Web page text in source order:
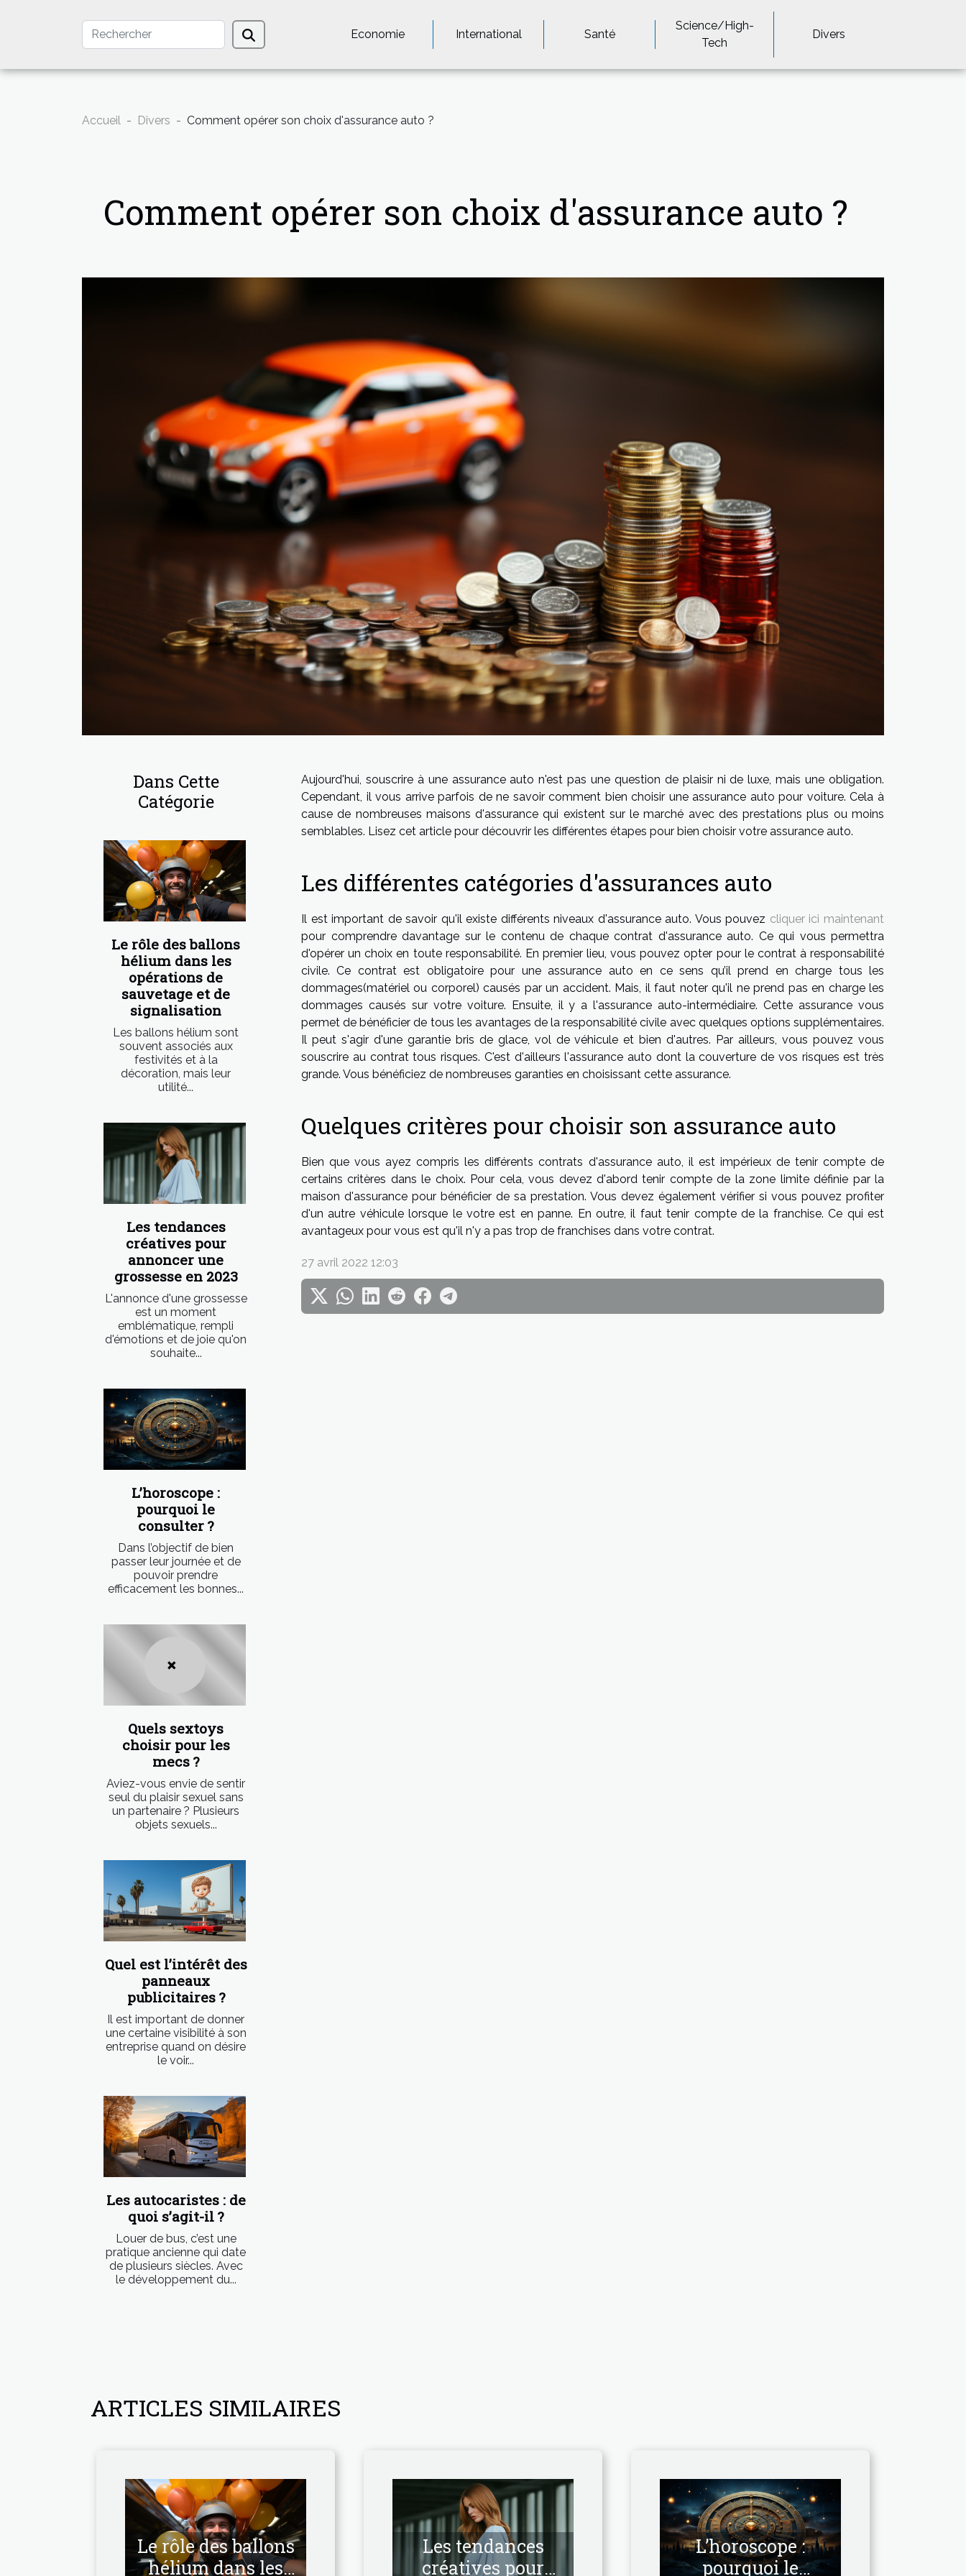
Economie International Santé
Science/High-
Tech
Divers
Accueil Divers Comment opérer son choix d'assurance auto ?
Comment opérer son choix d'assurance auto ?
Dans Cette
Catégorie
Le rôle des ballons
hélium dans les
opérations de
sauvetage et de
signalisation
Les ballons hélium sont
souvent associés aux
festivités et à la
décoration, mais leur
utilité...
Les tendances
créatives pour
annoncer une
grossesse en 2023
L'annonce d'une grossesse
est un moment
emblématique, rempli
d'émotions et de joie qu'on
souhaite...
L’horoscope :
pourquoi le
consulter ?
Dans l’objectif de bien
passer leur journée et de
pouvoir prendre
efficacement les bonnes...
Quels sextoys
choisir pour les
mecs ?
Aviez-vous envie de sentir
seul du plaisir sexuel sans
un partenaire ? Plusieurs
objets sexuels...
Quel est l’intérêt des
panneaux
publicitaires ?
Il est important de donner
une certaine visibilité à son
entreprise quand on désire
le voir...
Les autocaristes : de
quoi s’agit-il ?
Louer de bus, c’est une
pratique ancienne qui date
de plusieurs siècles. Avec
le développement du...
Aujourd'hui, souscrire à une assurance auto n'est pas une question de plaisir ni de luxe, mais une obligation.
Cependant, il vous arrive parfois de ne savoir comment bien choisir une assurance auto pour voiture. Cela à
cause de nombreuses maisons d'assurance qui existent sur le marché avec des prestations plus ou moins
semblables. Lisez cet article pour découvrir les différentes étapes pour bien choisir votre assurance auto.
Les différentes catégories d'assurances auto
Il est important de savoir qu'il existe différents niveaux d'assurance auto. Vous pouvez cliquer ici maintenant
pour comprendre davantage sur le contenu de chaque contrat d'assurance auto. Ce qui vous permettra
d'opérer un choix en toute responsabilité. En premier lieu, vous pouvez opter pour le contrat à responsabilité
civile. Ce contrat est obligatoire pour une assurance auto en ce sens qu’il prend en charge tous les
dommages(matériel ou corporel) causés par un accident. Mais, il faut noter qu'il ne prend pas en charge les
dommages causés sur votre voiture. Ensuite, il y a l'assurance auto-intermédiaire. Cette assurance vous
permet de bénéficier de tous les avantages de la responsabilité civile avec quelques options supplémentaires.
Il peut s'agir d'une garantie bris de glace, vol de véhicule et bien d'autres. Par ailleurs, vous pouvez vous
souscrire au contrat tous risques. C'est d'ailleurs l'assurance auto dont la couverture de vos risques est très
grande. Vous bénéficiez de nombreuses garanties en choisissant cette assurance.
Quelques critères pour choisir son assurance auto
Bien que vous ayez compris les différents contrats d'assurance auto, il est impérieux de tenir compte de
certains critères dans le choix. Pour cela, vous devez d'abord tenir compte de la zone limite définie par la
maison d'assurance pour bénéficier de sa prestation. Vous devez également vérifier si vous pouvez profiter
d'un autre véhicule lorsque le votre est en panne. En outre, il faut tenir compte de la franchise. Ce qui est
avantageux pour vous est qu'il n'y a pas trop de franchises dans votre contrat.
27 avril 2022 12:03
ARTICLES SIMILAIRES
Le rôle des ballons
hélium dans les
Les tendances
créatives pour
L’horoscope :
pourquoi le